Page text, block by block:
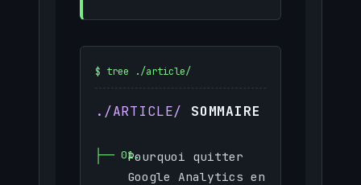
SOMMAIRE
Pourquoi quitter
Google Analytics en